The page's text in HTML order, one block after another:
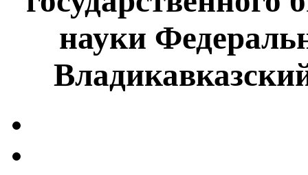
науки